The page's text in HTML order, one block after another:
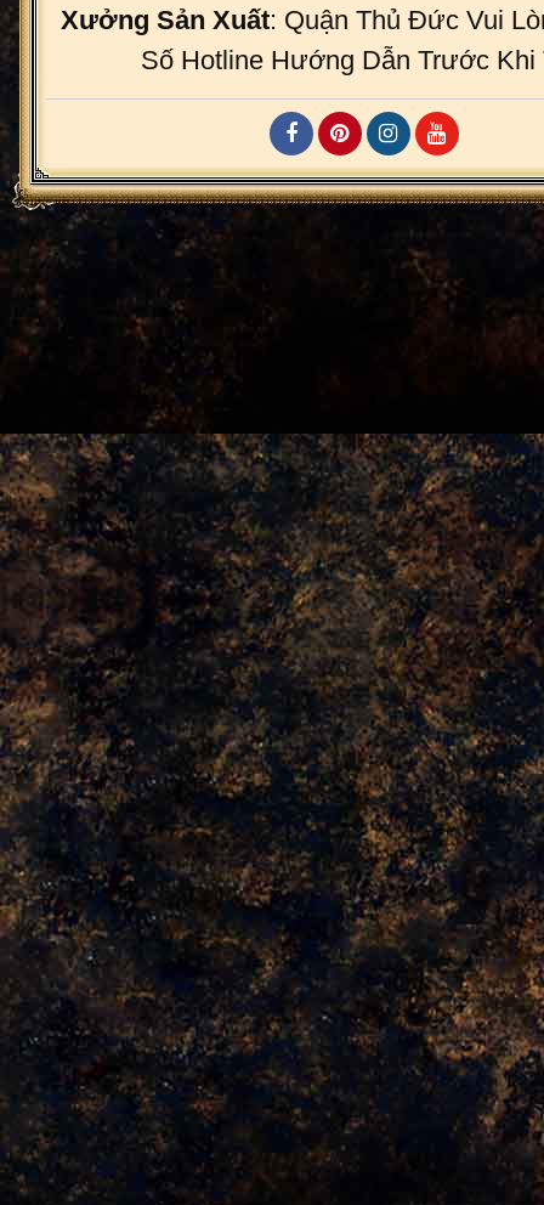
Xưởng Sản Xuất: Quận Thủ Đức Vui
Số Hotline Hướng Dẫn Trước Khi